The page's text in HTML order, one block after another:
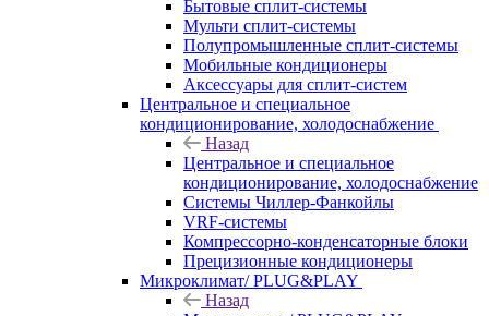
Бытовые сплит-системы
Мульти сплит-системы
Полупромышленные сплит-системы
Мобильные кондиционеры
Аксессуары для сплит-систем
Центральное и специальное
кондиционирование, холодоснабжение
Назад
Центральное и специальное
кондиционирование, холодоснабжение
Системы Чиллер-Фанкойлы
VRF-системы
Компрессорно-конденсаторные блоки
Прецизионные кондиционеры
Микроклимат/ PLUG&PLAY
Назад